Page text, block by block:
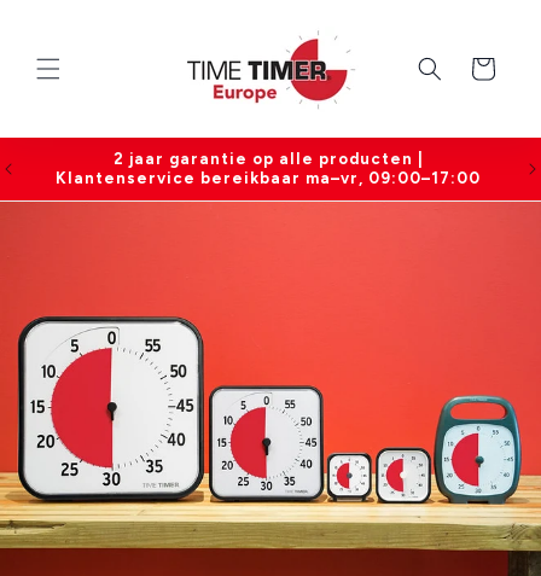
Winkelwagen
2 jaar garantie op alle producten |
Klantenservice bereikbaar ma–vr, 09:00–17:00